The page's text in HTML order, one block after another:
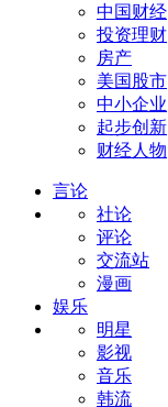
中国财经
投资理财
房产
美国股市
中小企业
起步创新
财经人物
言论
社论
评论
交流站
漫画
娱乐
明星
影视
音乐
韩流